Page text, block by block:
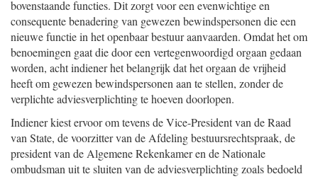
bovenstaande functies. Dit zorgt voor een evenwichtige en
consequente benadering van gewezen bewindspersonen die een
nieuwe functie in het openbaar bestuur aanvaarden. Omdat het om
benoemingen gaat die door een vertegenwoordigd orgaan gedaan
worden, acht indiener het belangrijk dat het orgaan de vrijheid
heeft om gewezen bewindspersonen aan te stellen, zonder de
verplichte adviesverplichting te hoeven doorlopen.
Indiener kiest ervoor om tevens de Vice-President van de Raad
van State, de voorzitter van de Afdeling bestuursrechtspraak, de
president van de Algemene Rekenkamer en de Nationale
ombudsman uit te sluiten van de adviesverplichting zoals bedoeld